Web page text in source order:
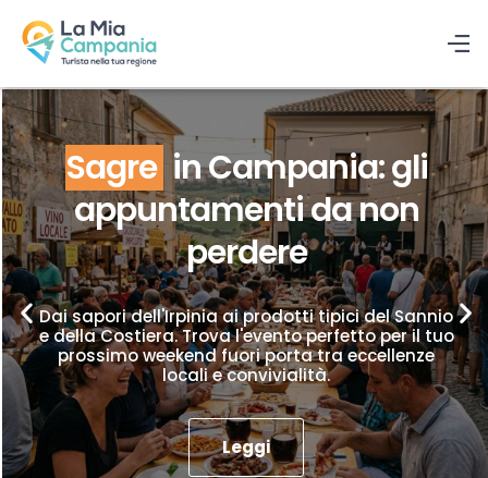
Sagre in Campania: gli
appuntamenti da non
perdere
Dai sapori dell'Irpinia ai prodotti tipici del Sannio
e della Costiera. Trova l'evento perfetto per il tuo
prossimo weekend fuori porta tra eccellenze
locali e convivialità.
Leggi